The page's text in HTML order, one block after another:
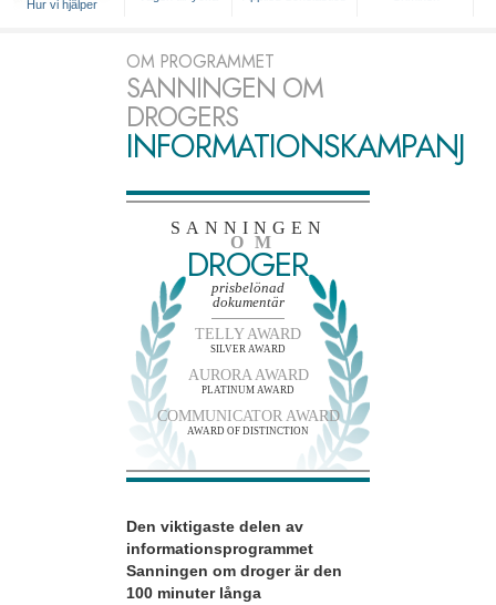
Hur vi hjälper
OM PROGRAMMET
SANNINGEN OM
DROGERS
INFORMATIONSKAMPANJ
SANNINGEN
OM
DROGER
prisbelönad
dokumentär
TELLY AWARD
SILVER AWARD
AURORA AWARD
PLATINUM AWARD
COMMUNICATOR AWARD
AWARD OF DISTINCTION
Den viktigaste delen av
informationsprogrammet
Sanningen om droger är den
100 minuter långa